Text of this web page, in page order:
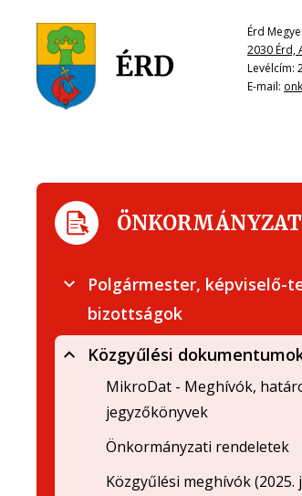
Érd
2030 Érd,
Levélcím:
E-mail:
ÖNKORMÁNYZAT
Polgármester, képviselő-
bizottságok
Közgyűlési
MikroDat - Meghívók,
jegyzőkönyvek
Önkormányzati rendeletek
Közgyűlési meghívók (2025.